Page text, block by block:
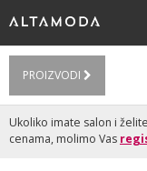
PROIZVODI
Ukoliko imate salon i
cenama, molimo Vas